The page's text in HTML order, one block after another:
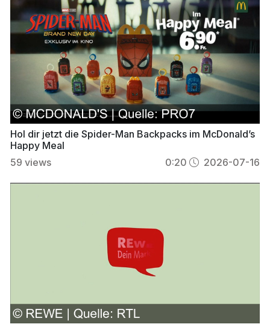
Hol dir jetzt die Spider-Man Backpacks im McDonald’s
Happy Meal
59 views 0:20 2026-07-16